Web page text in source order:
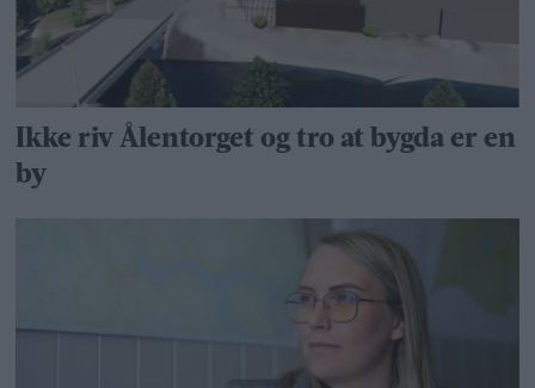
Ikke riv Ålentorget og tro at bygda er en
by